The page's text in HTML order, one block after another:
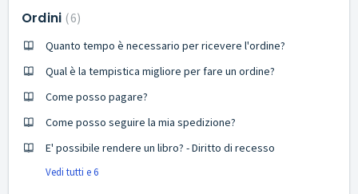
Ordini 6
Quanto tempo è necessario per ricevere l'ordine?
Qual è la tempistica migliore per fare un ordine?
Come posso pagare?
Come posso seguire la mia spedizione?
E' possibile rendere un libro? - Diritto di recesso
Vedi tutti e 6